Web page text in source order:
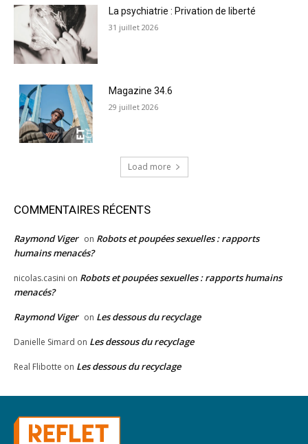
La psychiatrie : Privation de liberté
31 juillet 2026
Magazine 34.6
29 juillet 2026
Load more
COMMENTAIRES RÉCENTS
Raymond Viger on Robots et poupées sexuelles : rapports
humains menacés?
nicolas.casini on Robots et poupées sexuelles : rapports humains
menacés?
Raymond Viger on Les dessous du recyclage
Danielle Simard on Les dessous du recyclage
Real Flibotte on Les dessous du recyclage